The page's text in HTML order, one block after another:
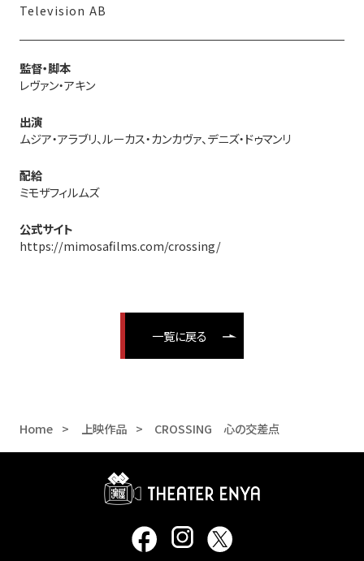
Television AB
監督・脚本
レヴァン・アキン
出演
ムジア・アラブリ、ルーカス・カンカヴァ、デニズ・ドゥマンリ
配給
ミモザフィルムズ
公式サイト
https://mimosafilms.com/crossing/
一覧に戻る
Home 上映作品 CROSSING 心の交差点